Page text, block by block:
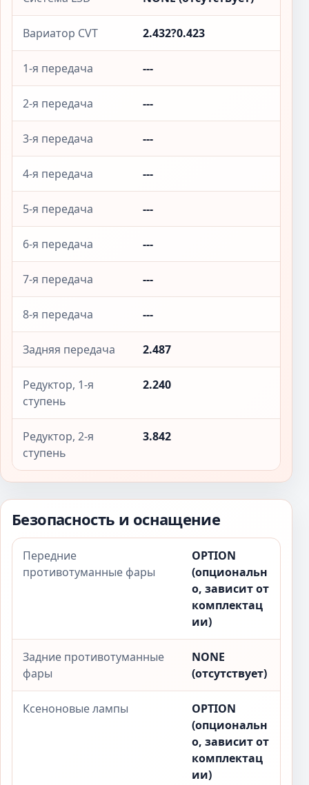
Вариатор CVT 2.432?0.423
1-я передача ---
2-я передача ---
3-я передача ---
4-я передача ---
5-я передача ---
6-я передача ---
7-я передача ---
8-я передача ---
Задняя передача 2.487
Редуктор, 1-я
ступень
2.240
Редуктор, 2-я
ступень
3.842
Безопасность и оснащение
Передние
противотуманные фары
OPTION
(опциональн
о, зависит от
комплектац
ии)
Задние противотуманные
фары
NONE
(отсутствует)
Ксеноновые лампы
OPTION
(опциональн
о, зависит от
комплектац
ии)